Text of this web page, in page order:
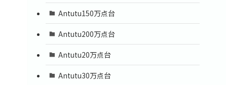
Antutu150万点台
Antutu200万点台
Antutu20万点台
Antutu30万点台